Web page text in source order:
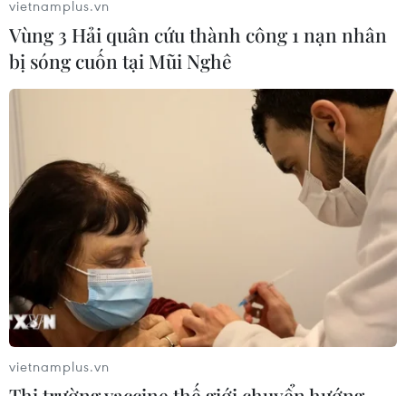
#Cao tốc Bắc-Nam
#đầu tư công cao tốc Bắc-Nam
#đầu tư PPP
#chuyển đổi hình thức đầu tư cao tốc Bắc-Nam
vietnamplus.vn
Vùng 3 Hải quân cứu thành công 1 nạn nhân
bị sóng cuốn tại Mũi Nghê
vietnamplus.vn